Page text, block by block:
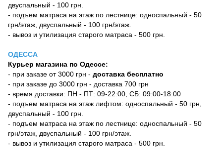
двуспальный - 100 грн.
- подъем матраса на этаж по лестнице: односпальный - 50
грн/этаж, двуспальный - 100 грн/этаж.
- вывоз и утилизация старого матраса - 500 грн.
ОДЕССА
Курьер магазина по Одессе:
- при заказе от 3000 грн - доставка бесплатно
- при заказе до 3000 грн - доставка 700 грн
- время доставки: ПН - ПТ: 09-22:00, СБ: 09:00-18:00
- подъем матраса на этаж лифтом: односпальный - 50 грн,
двуспальный - 100 грн.
- подъем матраса на этаж по лестнице: односпальный - 50
грн/этаж, двуспальный - 100 грн/этаж.
- вывоз и утилизация старого матраса - 500 грн.